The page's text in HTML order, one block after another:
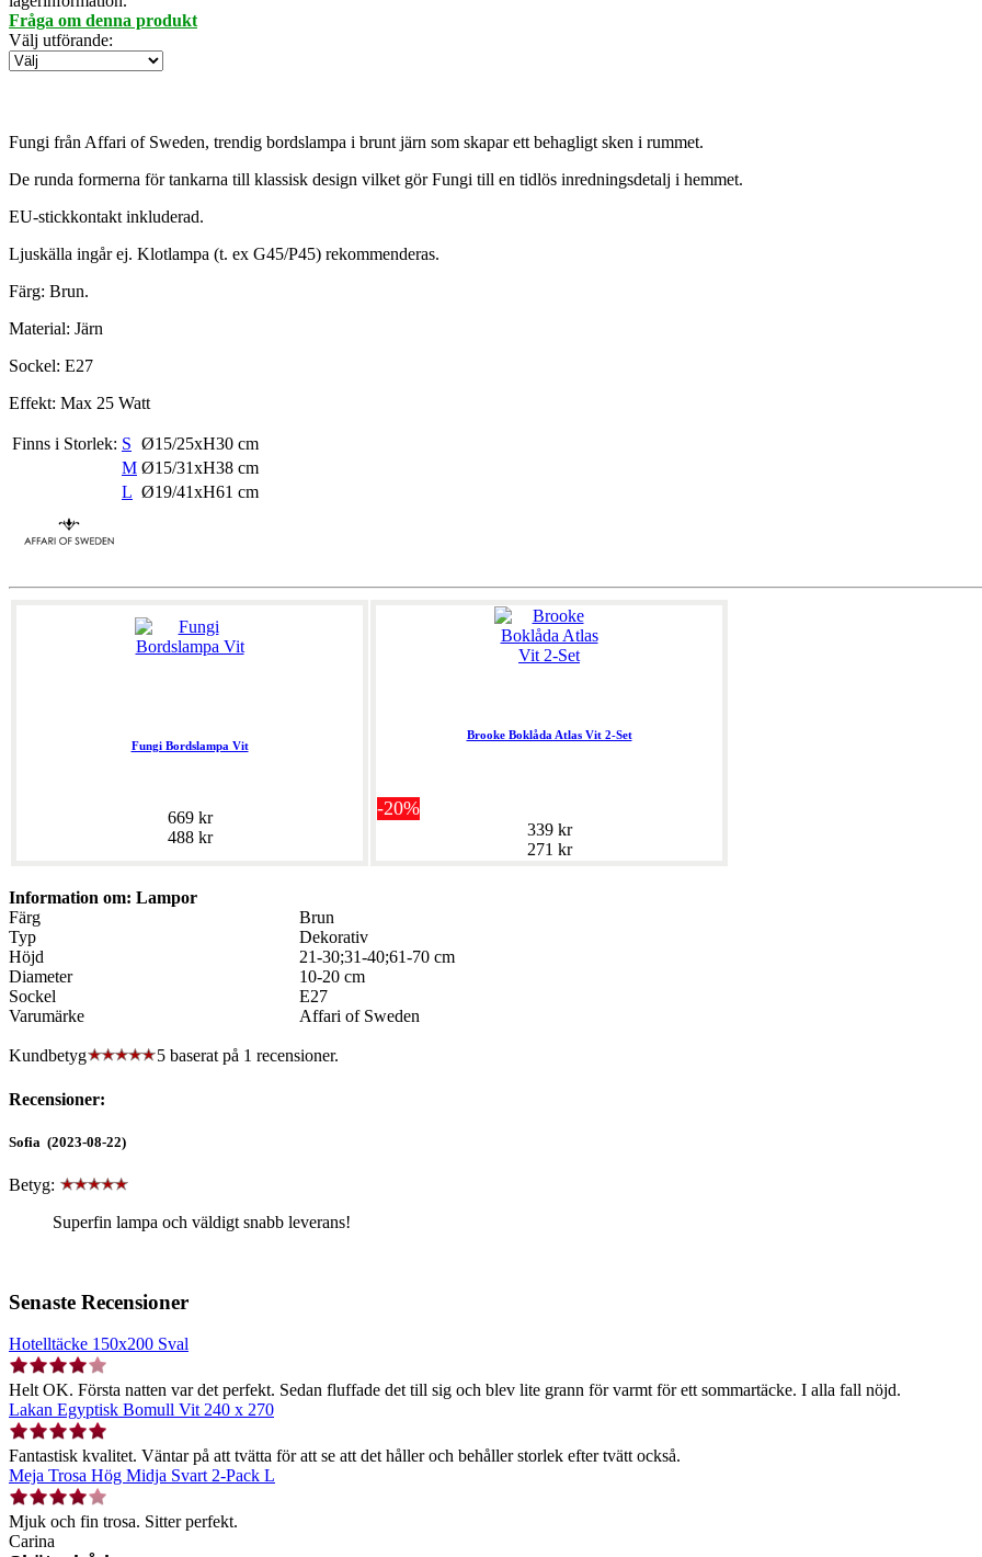
Fråga om denna produkt
Välj utförande:
Fungi från Affari of Sweden, trendig bordslampa i brunt järn som skapar ett behagligt sken i rummet.
De runda formerna för tankarna till klassisk design vilket gör Fungi till en tidlös inredningsdetalj i hemmet.
EU-stickkontakt inkluderad.
Ljuskälla ingår ej. Klotlampa (t. ex G45/P45) rekommenderas.
Färg: Brun.
Material: Järn
Sockel: E27
Effekt: Max 25 Watt
Finns i Storlek: S Ø15/25xH30 cm
M Ø15/31xH38 cm
L Ø19/41xH61 cm
Fungi Bordslampa Vit
669 kr
488 kr
Brooke Boklåda Atlas Vit 2-Set
-20%
339 kr
271 kr
Information om: Lampor
Färg
Brun
Typ
Dekorativ
Höjd
21-30;31-40;61-70 cm
Diameter
10-20 cm
Sockel
E27
Varumärke
Affari of Sweden
Kundbetyg 5 baserat på 1 recensioner.
Recensioner:
Sofia (2023-08-22)
Betyg:
Superfin lampa och väldigt snabb leverans!
Senaste Recensioner
Hotelltäcke 150x200 Sval
Helt OK. Första natten var det perfekt. Sedan fluffade det till sig och blev lite grann för varmt för ett sommartäcke. I alla fall nöjd.
Lakan Egyptisk Bomull Vit 240 x 270
Fantastisk kvalitet. Väntar på att tvätta för att se att det håller och behåller storlek efter tvätt också.
Meja Trosa Hög Midja Svart 2-Pack L
Mjuk och fin trosa. Sitter perfekt.
Carina